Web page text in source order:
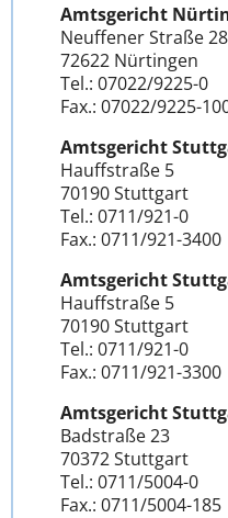
Amtsgericht
Neuffener Straße 28
72622 Nürtingen
Tel.: 07022/9225-0
Fax.: 07022/9225-
Amtsgericht
Hauffstraße 5
70190 Stuttgart
Tel.: 0711/921-0
Fax.: 0711/921-3400
Amtsgericht
Hauffstraße 5
70190 Stuttgart
Tel.: 0711/921-0
Fax.: 0711/921-3300
Amtsgericht
Badstraße 23
70372 Stuttgart
Tel.: 0711/5004-0
Fax.: 0711/5004-185